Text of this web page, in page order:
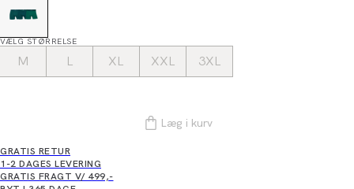
VÆLG STØRRELSE
M L XL XXL 3XL
Læg i kurv
GRATIS RETUR
1-2 DAGES LEVERING
GRATIS FRAGT V/ 499,-